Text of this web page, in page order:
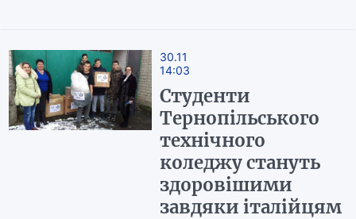
30.11
14:03
Студенти
Тернопільського
технічного
коледжу стануть
здоровішими
завдяки італійцям